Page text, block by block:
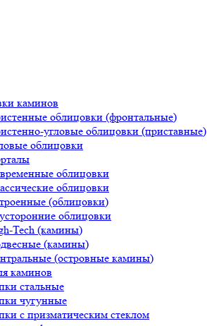
каминов
облицовки (фронтальные)
угловые облицовки (приставные)
облицовки
облицовки
облицовки
(облицовки)
облицовки
Tech (камины)
(камины)
(островные камины)
каминов
стальные
чугунные
с призматическим стеклом